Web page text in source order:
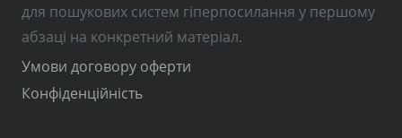
для пошукових систем гіперпосилання у першому
абзаці на конкретний матеріал.
Умови договору оферти
Конфіденційність